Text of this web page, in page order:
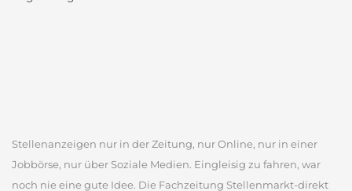
Stellenanzeigen nur in der Zeitung, nur Online, nur in einer
Jobbörse, nur über Soziale Medien. Eingleisig zu fahren, war
noch nie eine gute Idee. Die Fachzeitung Stellenmarkt-direkt